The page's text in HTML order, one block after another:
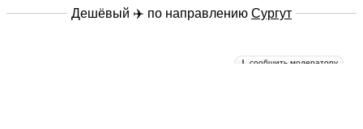
Дешёвый ✈️ по направлению Сургут
сообщить модератору